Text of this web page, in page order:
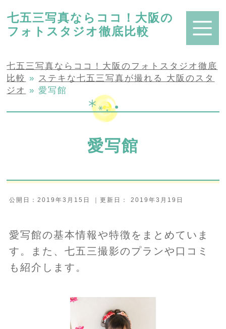
七五三写真ならココ！大阪の
フォトスタジオ徹底比較
七五三写真ならココ！大阪のフォトスタジオ徹底
比較 » ステキな七五三写真が撮れる 大阪のスタ
ジオ »愛写館
愛写館
公開日：2019年3月15日 ｜更新日：2019年3月19日
愛写館の基本情報や特徴をまとめていま
す。また、七五三撮影のプランや口コミ
も紹介します。